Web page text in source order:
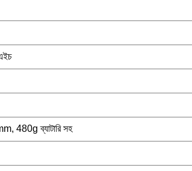
480g ব্যাটারি সহ